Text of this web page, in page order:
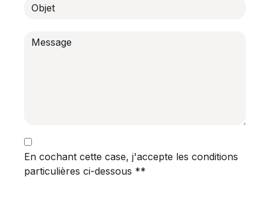
En cochant cette case, j'accepte les conditions
particulières ci-dessous **